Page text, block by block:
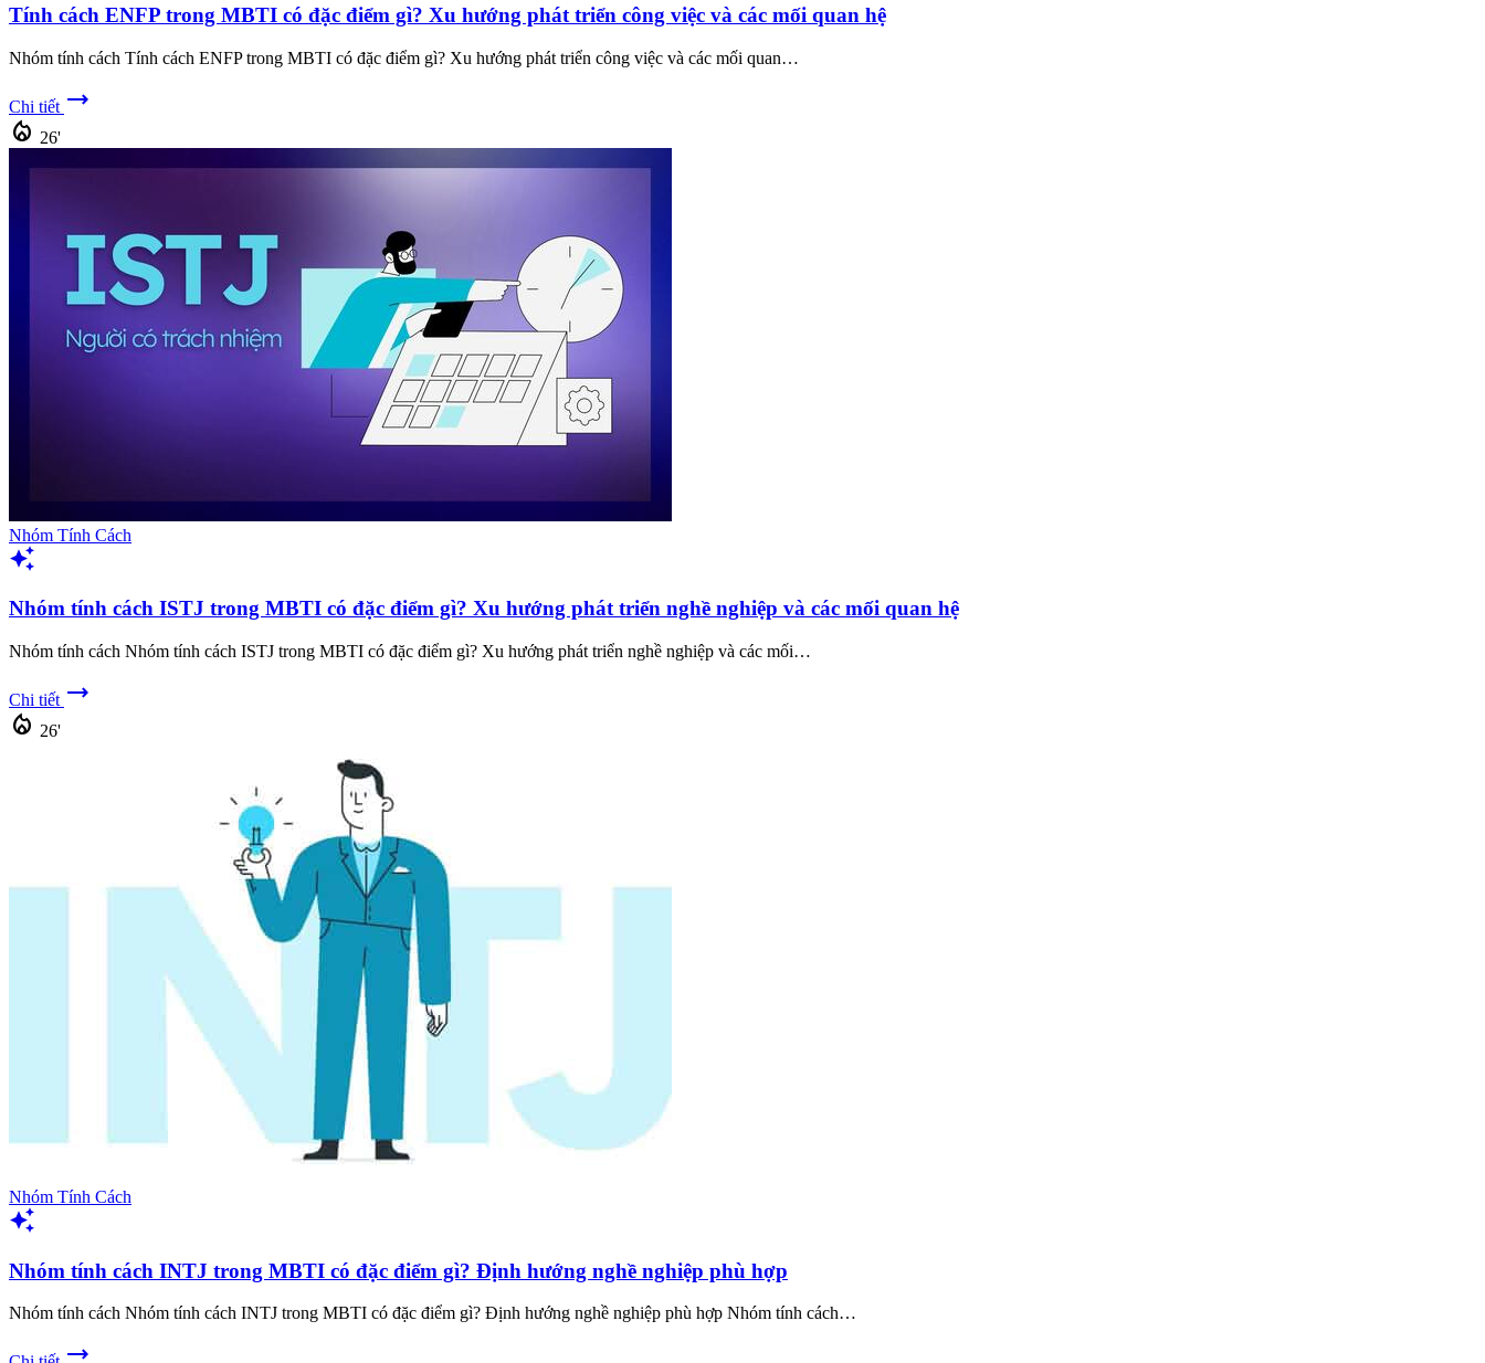
Tính cách ENFP trong MBTI có đặc điểm gì? Xu hướng phát triển công việc và các mối quan hệ
Nhóm tính cách Tính cách ENFP trong MBTI có đặc điểm gì? Xu hướng phát triển công việc và các mối quan…
Chi tiết trending_flat
local_fire_department 26'
Nhóm Tính Cách
auto_awesome
Nhóm tính cách ISTJ trong MBTI có đặc điểm gì? Xu hướng phát triển nghề nghiệp và các mối quan hệ
Nhóm tính cách Nhóm tính cách ISTJ trong MBTI có đặc điểm gì? Xu hướng phát triển nghề nghiệp và các mối…
Chi tiết trending_flat
local_fire_department 26'
Nhóm Tính Cách
auto_awesome
Nhóm tính cách INTJ trong MBTI có đặc điểm gì? Định hướng nghề nghiệp phù hợp
Nhóm tính cách Nhóm tính cách INTJ trong MBTI có đặc điểm gì? Định hướng nghề nghiệp phù hợp Nhóm tính cách…
trending_flat